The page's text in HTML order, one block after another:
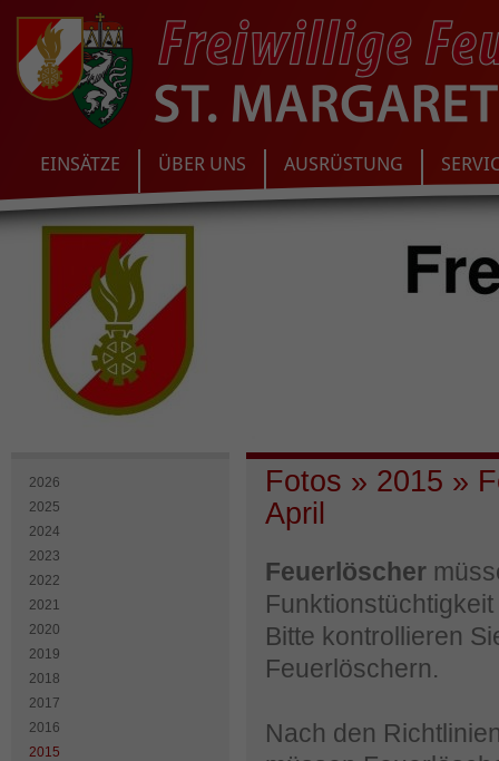
EINSÄTZE ÜBER UNS AUSRÜSTUNG
2026
2025
2024
2023
2022
2021
2020
2019
2018
2017
2016
2015
Fotos » 2015 »
April
Feuerlöscher
Bitte kontrollieren
Feuerlöschern.
Nach den